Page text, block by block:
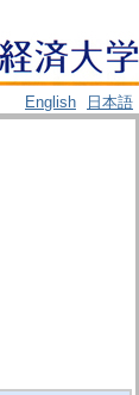
English
日本語